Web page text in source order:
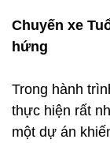
Chuyến xe
hứng
Trong hành
thực hiện rất
một dự án